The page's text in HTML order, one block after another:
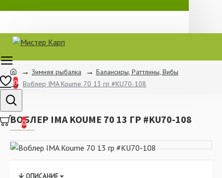
0
0
Зимняя рыбалка
Балансиры, Раттлины, Вибы
Воблер IMA Koume 70 13 гр #KU70-108
ВОБЛЕР IMA KOUME 70 13 ГР #KU70-108
ОПИСАНИЕ